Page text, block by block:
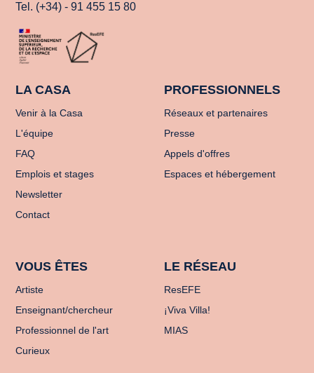
Tel. (+34) - 91 455 15 80
LA CASA
Venir à la Casa
L'équipe
FAQ
Emplois et stages
Newsletter
Contact
PROFESSIONNELS
Réseaux et partenaires
Presse
Appels d'offres
Espaces et hébergement
VOUS ÊTES
Artiste
Enseignant/chercheur
Professionnel de l'art
Curieux
LE RÉSEAU
ResEFE
¡Viva Villa!
MIAS